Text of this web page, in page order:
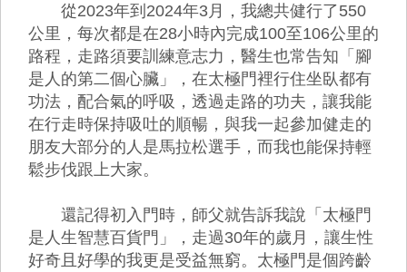
從2023年到2024年3月，我總共健行了550
公里，每次都是在28小時內完成100至106公里的
路程，走路須要訓練意志力，醫生也常告知「腳
是人的第二個心臟」，在太極門裡行住坐臥都有
功法，配合氣的呼吸，透過走路的功夫，讓我能
在行走時保持吸吐的順暢，與我一起參加健走的
朋友大部分的人是馬拉松選手，而我也能保持輕
鬆步伐跟上大家。
還記得初入門時，師父就告訴我說「太極門
是人生智慧百貨門」，走過30年的歲月，讓生性
好奇且好學的我更是受益無窮。太極門是個跨齡